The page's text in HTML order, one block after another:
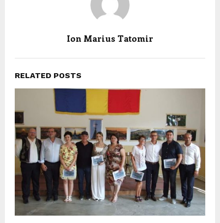
Ion Marius Tatomir
RELATED POSTS